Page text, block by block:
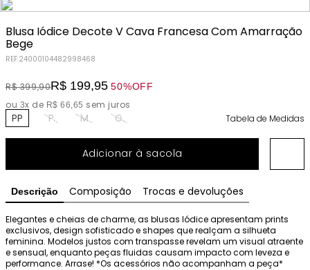
Blusa Iódice Decote V Cava Francesa Com Amarração
Bege
REF.24000104482998468
R$ 399,90R$ 199,95 50%OFF
ou 3x de R$ 66,65 sem juros
PP P M G Tabela de Medidas
Adicionar à sacola
Descrição Composição Trocas e devoluções
Elegantes e cheias de charme, as blusas Iódice apresentam prints
exclusivos, design sofisticado e shapes que realçam a silhueta
feminina. Modelos justos com transpasse revelam um visual atraente
e sensual, enquanto peças fluidas causam impacto com leveza e
performance. Arrase! *Os acessórios não acompanham a peça*